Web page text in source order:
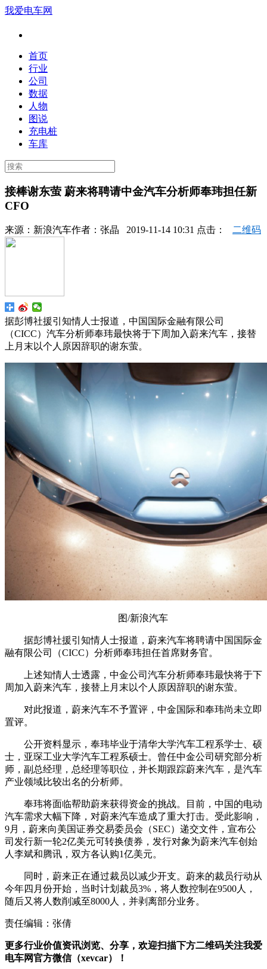
我爱电车网
首页
行业
公司
数据
人物
图说
充电桩
车库
接棒谢东萤 蔚来将聘请中金汽车分析师奉玮担任新
CFO
来源： 新浪汽车作者： 张晶 2019-11-14 10:31 点击： 二维码
据彭博社援引知情人士报道，中国国际金融有限公司
（CICC）汽车分析师奉玮最快将于下周加入蔚来汽车，接替
上月末以个人原因辞职的谢东萤。
图/新浪汽车
据彭博社援引知情人士报道，蔚来汽车将聘请中国国际金
融有限公司（CICC）分析师奉玮担任首席财务官。
上述知情人士透露，中金公司汽车分析师奉玮最快将于下
周加入蔚来汽车，接替上月末以个人原因辞职的谢东萤。
对此报道，蔚来汽车不予置评，中金国际和奉玮尚未立即
置评。
公开资料显示，奉玮毕业于清华大学汽车工程系学士、硕
士，亚琛工业大学汽车工程系硕士。曾任中金公司研究部分析
师，副总经理，总经理等职位，并长期跟踪蔚来汽车，是汽车
产业领域比较出名的分析师。
奉玮将面临帮助蔚来获得资金的挑战。目前，中国的电动
汽车需求大幅下降，对蔚来汽车造成了重大打击。受此影响，
9月，蔚来向美国证券交易委员会（SEC）递交文件，宣布公
司发行新一轮2亿美元可转换债券，发行对象为蔚来汽车创始
人李斌和腾讯，双方各认购1亿美元。
同时，蔚来正在通过裁员以减少开支。蔚来的裁员行动从
今年四月份开始，当时计划裁员3%，将人数控制在9500人，
随后又将人数削减至8000人，并剥离部分业务。
责任编辑：张倩
更多行业价值资讯浏览、分享，欢迎扫描下方二维码关注我爱
电车网官方微信（xevcar）！